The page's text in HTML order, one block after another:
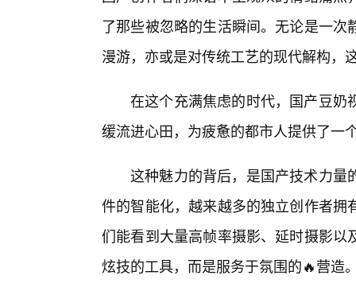
了那些被忽略的生活瞬间。无论是一
漫游，亦或是对传统工艺的现代解构，
在这个充满焦虑的时代，国产豆奶
缓流进心田，为疲惫的都市人提供了一
这种魅力的背后，是国产技术力量
件的智能化，越来越多的独立创作者
们能看到大量高帧率摄影、延时摄影
炫技的工具，而是服务于氛围的🔥营造